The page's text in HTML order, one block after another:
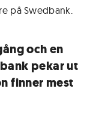
på Swedbank.
och en
pekar ut
finner mest